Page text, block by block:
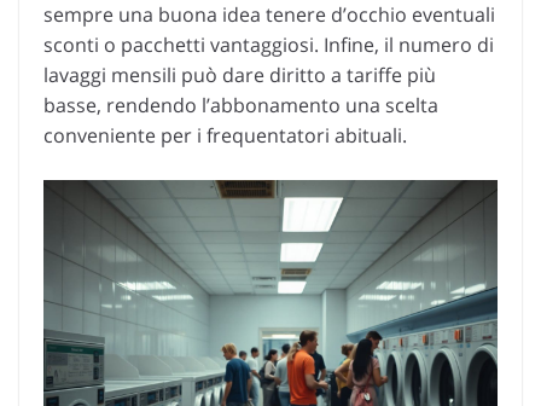
sempre una buona idea tenere d’occhio eventuali
sconti o pacchetti vantaggiosi. Infine, il numero di
lavaggi mensili può dare diritto a tariffe più
basse, rendendo l’abbonamento una scelta
conveniente per i frequentatori abituali.